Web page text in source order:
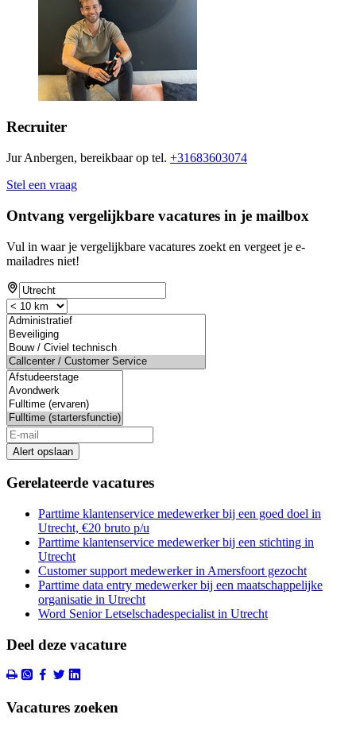
Recruiter
Jur Anbergen, bereikbaar op tel. +31683603074
Stel een vraag
Ontvang vergelijkbare vacatures in je mailbox
Vul in waar je vergelijkbare vacatures zoekt en vergeet je e-
mailadres niet!
Alert opslaan
Gerelateerde vacatures
Parttime klantenservice medewerker bij een goed doel in
Utrecht, €20 bruto p/u
Parttime klantenservice medewerker bij een stichting in
Utrecht
Customer support medewerker in Amersfoort gezocht
Parttime data entry medewerker bij een maatschappelijke
organisatie in Utrecht
Word Senior Letselschadespecialist in Utrecht
Deel deze vacature
Vacatures zoeken